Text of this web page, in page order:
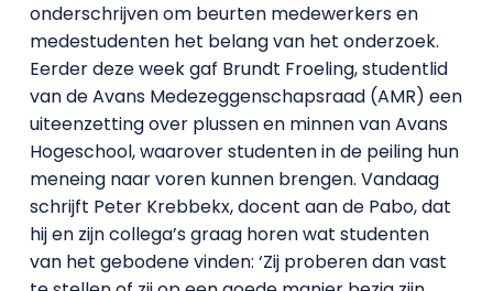
onderschrijven om beurten medewerkers en
medestudenten het belang van het onderzoek.
Eerder deze week gaf Brundt Froeling, studentlid
van de Avans Medezeggenschapsraad (AMR) een
uiteenzetting over plussen en minnen van Avans
Hogeschool, waarover studenten in de peiling hun
meneing naar voren kunnen brengen. Vandaag
schrijft Peter Krebbekx, docent aan de Pabo, dat
hij en zijn collega’s graag horen wat studenten
van het gebodene vinden: ‘Zij proberen dan vast